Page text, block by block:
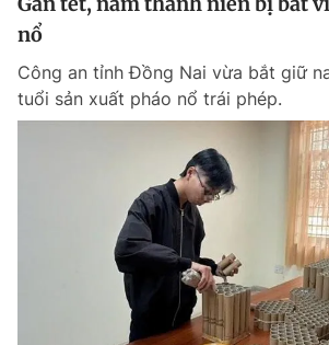
nổ
Công an tỉnh Đồng Nai vừa bắt giữ
tuổi sản xuất pháo nổ trái phép.